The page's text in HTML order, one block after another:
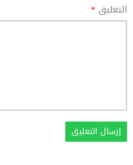
التعليق *